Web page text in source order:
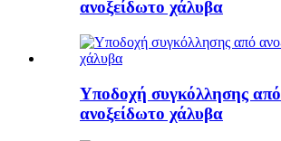
ανοξείδωτο χάλυβα
Υποδοχή συγκόλλησης από
ανοξείδωτο χάλυβα